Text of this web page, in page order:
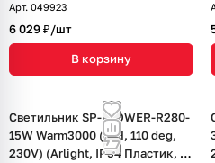
Арт. 049923
6 029 ₽/шт
В корзину
Светильник SP-FLOWER-R280-
15W Warm3000 (WH, 110 deg,
230V) (Arlight, IP54 Пластик, 3